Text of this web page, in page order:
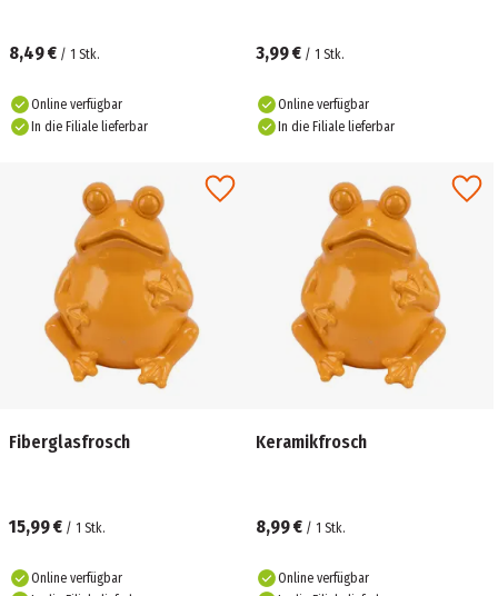
8,49 € / 1 Stk.
Online verfügbar
In die Filiale lieferbar
3,99 € / 1 Stk.
Online verfügbar
In die Filiale lieferbar
Fiberglasfrosch
15,99 € / 1 Stk.
Online verfügbar
Keramikfrosch
8,99 € / 1 Stk.
Online verfügbar